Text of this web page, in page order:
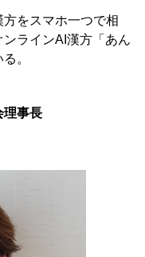
をスマホ一つで相
ラインAI漢方「あん
。
理事長